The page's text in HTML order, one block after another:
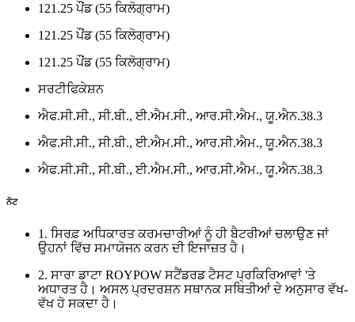
121.25 ਪੌਂਡ (55 ਕਿਲੋਗ੍ਰਾਮ)
121.25 ਪੌਂਡ (55 ਕਿਲੋਗ੍ਰਾਮ)
121.25 ਪੌਂਡ (55 ਕਿਲੋਗ੍ਰਾਮ)
ਸਰਟੀਫਿਕੇਸ਼ਨ
ਐਫ.ਸੀ.ਸੀ., ਸੀ.ਬੀ., ਈ.ਐਮ.ਸੀ., ਆਰ.ਸੀ.ਐਮ., ਯੂ.ਐਨ.38.3
ਐਫ.ਸੀ.ਸੀ., ਸੀ.ਬੀ., ਈ.ਐਮ.ਸੀ., ਆਰ.ਸੀ.ਐਮ., ਯੂ.ਐਨ.38.3
ਐਫ.ਸੀ.ਸੀ., ਸੀ.ਬੀ., ਈ.ਐਮ.ਸੀ., ਆਰ.ਸੀ.ਐਮ., ਯੂ.ਐਨ.38.3
ਨੋਟ
1. ਸਿਰਫ਼ ਅਧਿਕਾਰਤ ਕਰਮਚਾਰੀਆਂ ਨੂੰ ਹੀ ਬੈਟਰੀਆਂ ਚਲਾਉਣ ਜਾਂ
ਉਹਨਾਂ ਵਿੱਚ ਸਮਾਯੋਜਨ ਕਰਨ ਦੀ ਇਜਾਜ਼ਤ ਹੈ।
2. ਸਾਰਾ ਡਾਟਾ ROYPOW ਸਟੈਂਡਰਡ ਟੈਸਟ ਪ੍ਰਕਿਰਿਆਵਾਂ 'ਤੇ
ਅਧਾਰਤ ਹੈ। ਅਸਲ ਪ੍ਰਦਰਸ਼ਨ ਸਥਾਨਕ ਸਥਿਤੀਆਂ ਦੇ ਅਨੁਸਾਰ ਵੱਖ-
ਵੱਖ ਹੋ ਸਕਦਾ ਹੈ।